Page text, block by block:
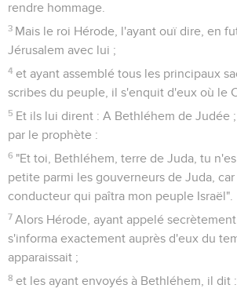
rendre hommage.
3 Mais le roi Hérode, l'ayant ouï dire, en
Jérusalem avec lui ;
4 et ayant assemblé tous les principaux
scribes du peuple, il s'enquit d'eux où le
5 Et ils lui dirent : A Bethléhem de Judée
par le prophète :
6 "Et toi, Bethléhem, terre de Juda, tu
petite parmi les gouverneurs de Juda,
conducteur qui paîtra mon peuple Israël".
7 Alors Hérode, ayant appelé secrètement
s'informa exactement auprès d'eux du
apparaissait ;
8 et les ayant envoyés à Bethléhem, il dit